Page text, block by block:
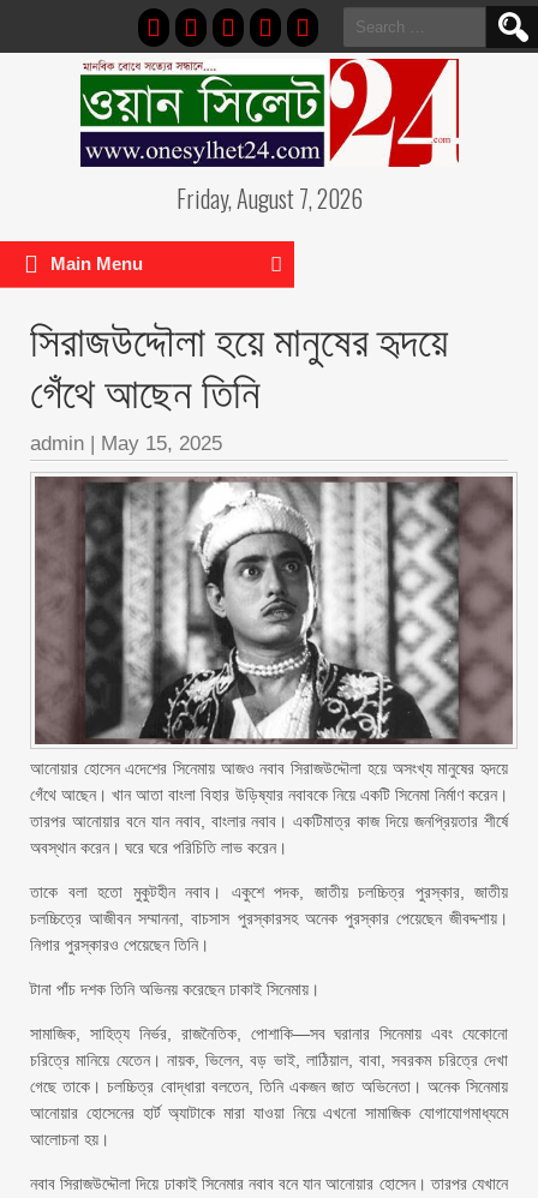
Search
for:
Friday, August 7, 2026
Main Menu
সিরাজউদ্দৌলা হয়ে মানুষের হৃদয়ে
গেঁথে আছেন তিনি
admin | May 15, 2025
আনোয়ার হোসেন এদেশের সিনেমায় আজও নবাব সিরাজউদ্দৌলা হয়ে অসংখ্য মানুষের হৃদয়ে
গেঁথে আছেন। খান আতা বাংলা বিহার উড়িষ্যার নবাবকে নিয়ে একটি সিনেমা নির্মাণ করেন।
তারপর আনোয়ার বনে যান নবাব, বাংলার নবাব। একটিমাত্র কাজ দিয়ে জনপ্রিয়তার শীর্ষে
অবস্থান করেন। ঘরে ঘরে পরিচিতি লাভ করেন।
তাকে বলা হতো মুকুটহীন নবাব। একুশে পদক, জাতীয় চলচ্চিত্র পুরস্কার, জাতীয়
চলচ্চিত্রে আজীবন সম্মাননা, বাচসাস পুরস্কারসহ অনেক পুরস্কার পেয়েছেন জীবদ্দশায়।
নিগার পুরস্কারও পেয়েছেন তিনি।
টানা পাঁচ দশক তিনি অভিনয় করেছেন ঢাকাই সিনেমায়।
সামাজিক, সাহিত্য নির্ভর, রাজনৈতিক, পোশাকি—সব ঘরানার সিনেমায় এবং যেকোনো
চরিত্রে মানিয়ে যেতেন। নায়ক, ভিলেন, বড় ভাই, লাঠিয়াল, বাবা, সবরকম চরিত্রে দেখা
গেছে তাকে। চলচ্চিত্র বোদ্ধারা বলতেন, তিনি একজন জাত অভিনেতা। অনেক সিনেমায়
আনোয়ার হোসেনের হার্ট অ্যাটাকে মারা যাওয়া নিয়ে এখনো সামাজিক যোগাযোগমাধ্যমে
আলোচনা হয়।
নবাব সিরাজউদ্দৌলা দিয়ে ঢাকাই সিনেমার নবাব বনে যান আনোয়ার হোসেন। তারপর যেখানে